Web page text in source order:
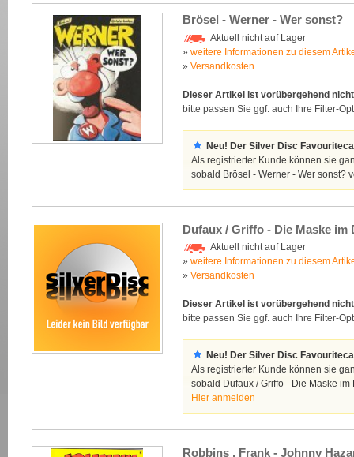
Brösel - Werner - Wer sonst?
Aktuell nicht auf Lager
» weitere Informationen zu diesem
» Versandkosten
Dieser Artikel ist vorübergehend
bitte passen Sie ggf. auch Ihre Filter-
Neu! Der Silver Disc
Als registrierter Kunde können sie
sobald Brösel - Werner - Wer sonst?
Dufaux / Griffo - Die Maske im
Aktuell nicht auf Lager
» weitere Informationen zu diesem
» Versandkosten
Dieser Artikel ist vorübergehend
bitte passen Sie ggf. auch Ihre Filter-
Neu! Der Silver Disc
Als registrierter Kunde können sie
sobald Dufaux / Griffo - Die Maske
Hier anmelden
Robbins , Frank - Johnny